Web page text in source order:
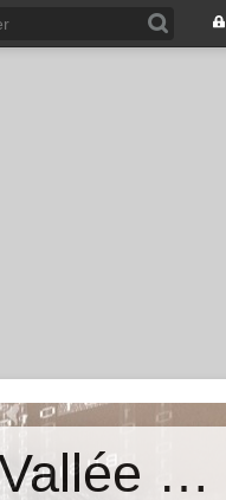
Le Blog du Député de Tourcoing Vallée de La Lys